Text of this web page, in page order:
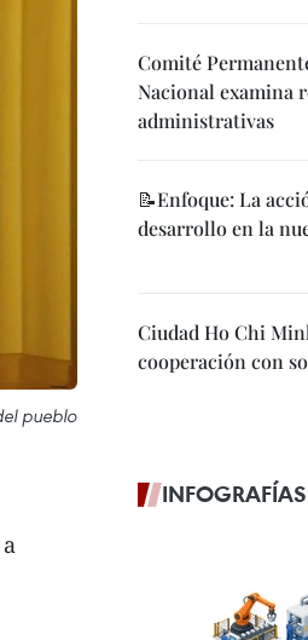
pueblo
Comité
Nacional examina
administrativas
📝Enfoque: La
desarrollo en la
Ciudad Ho Chi
cooperación con
INFOGRAFÍAS